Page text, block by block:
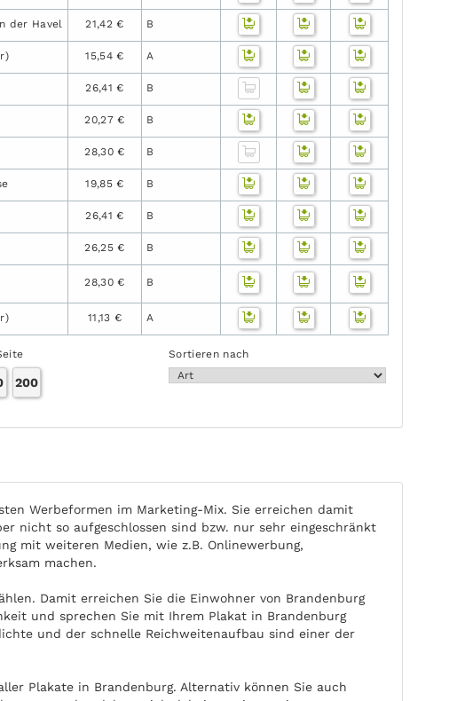
der Havel 21,42 € B
15,54 € A
26,41 € B
20,27 € B
28,30 € B
19,85 € B
26,41 € B
26,25 € B
28,30 € B
11,13 € A
Sortieren nach
200
Werbeformen im Marketing-Mix. Sie erreichen damit
nicht so aufgeschlossen sind bzw. nur sehr eingeschränkt
mit weiteren Medien, wie z.B. Onlinewerbung,
machen.
Damit erreichen Sie die Einwohner von Brandenburg
und sprechen Sie mit Ihrem Plakat in Brandenburg
und der schnelle Reichweitenaufbau sind einer der
Plakate in Brandenburg. Alternativ können Sie auch